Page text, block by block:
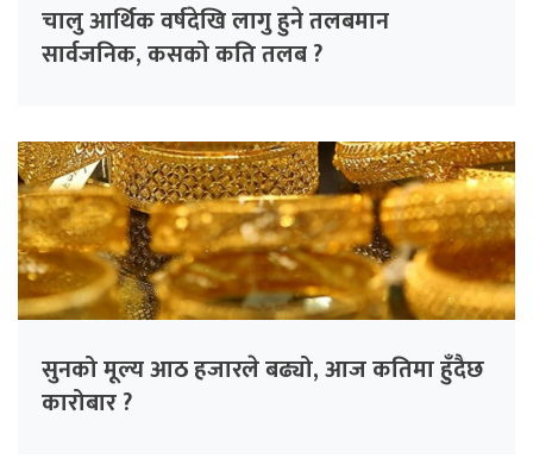
चालु आर्थिक वर्षदेखि लागु हुने तलबमान
सार्वजनिक, कसको कति तलब ?
सुनको मूल्य आठ हजारले बढ्यो, आज कतिमा हुँदैछ
कारोबार ?